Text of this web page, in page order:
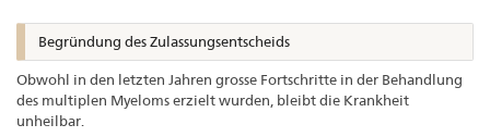
Begründung des Zulassungsentscheids
Obwohl in den letzten Jahren grosse Fortschritte in der Behandlung
des multiplen Myeloms erzielt wurden, bleibt die Krankheit
unheilbar.